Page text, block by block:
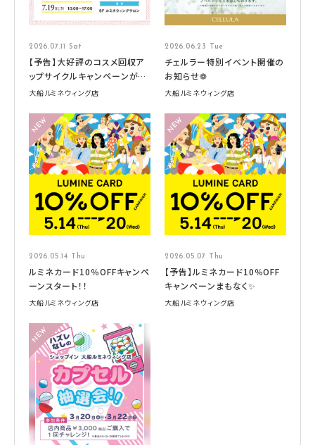
2026.07.11 Sat
【予告】大好評のコスメ回収ア
ップサイクルキャンペーンが今
年も開催です！
大船ルミネウィング店
2026.06.23 Tue
チェルラー特別イベント開催の
お知らせ❁
大船ルミネウィング店
2026.05.14 Thu
ルミネカード10％OFFキャンペ
ーンスタート！！
大船ルミネウィング店
2026.05.07 Thu
【予告】ルミネカード10％OFF
キャンペーンまもなく✨
大船ルミネウィング店